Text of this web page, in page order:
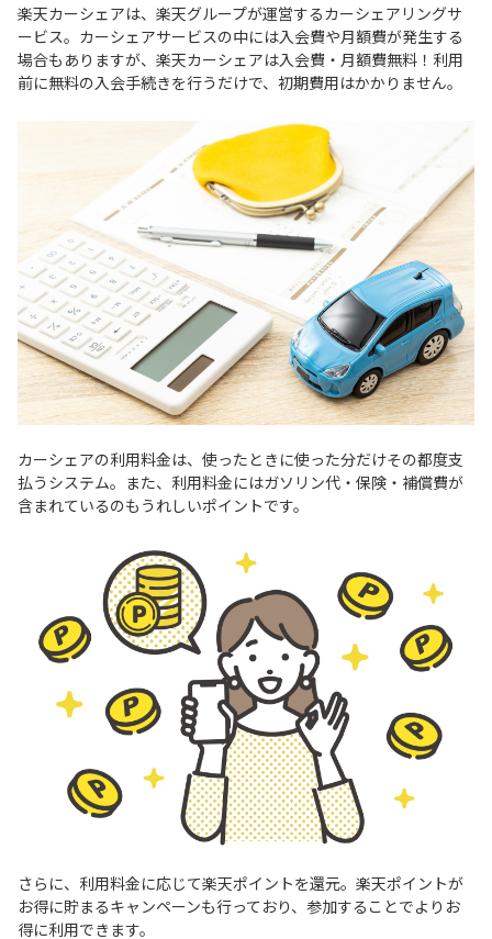
楽天カーシェアは、楽天グループが運営するカーシェアリングサ
ービス。カーシェアサービスの中には入会費や月額費が発生する
場合もありますが、楽天カーシェアは入会費・月額費無料！利用
前に無料の入会手続きを行うだけで、初期費用はかかりません。
カーシェアの利用料金は、使ったときに使った分だけその都度支
払うシステム。また、利用料金にはガソリン代・保険・補償費が
含まれているのもうれしいポイントです。
さらに、利用料金に応じて楽天ポイントを還元。楽天ポイントが
お得に貯まるキャンペーンも行っており、参加することでよりお
得に利用できます。